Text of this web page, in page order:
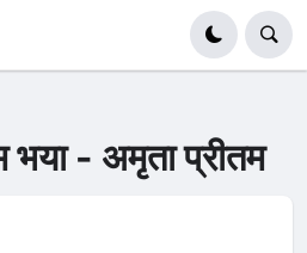
भया - अमृता प्रीतम